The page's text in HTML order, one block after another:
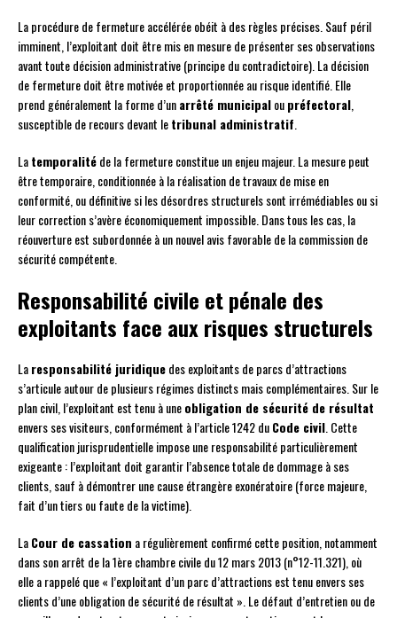
La procédure de fermeture accélérée obéit à des règles précises. Sauf péril
imminent, l’exploitant doit être mis en mesure de présenter ses observations
avant toute décision administrative (principe du contradictoire). La décision
de fermeture doit être motivée et proportionnée au risque identifié. Elle
prend généralement la forme d’unarrêté municipaloupréfectoral
susceptible de recours devant letribunal administratif
Latemporalitéde la fermeture constitue un enjeu majeur. La mesure peut
être temporaire, conditionnée à la réalisation de travaux de mise en
conformité, ou définitive si les désordres structurels sont irrémédiables ou si
leur correction s’avère économiquement impossible. Dans tous les cas, la
réouverture est subordonnée à un nouvel avis favorable de la commission de
sécurité compétente.
Responsabilité civile et pénale des
exploitants face aux risques structurels
Laresponsabilité juridiquedes exploitants de parcs d’attractions
s’articule autour de plusieurs régimes distincts mais complémentaires. Sur le
plan civil, l’exploitant est tenu à uneobligation de sécurité de résultat
envers ses visiteurs, conformément à l’article 1242 duCode civil . Cette
qualification jurisprudentielle impose une responsabilité particulièrement
exigeante : l’exploitant doit garantir l’absence totale de dommage à ses
clients, sauf à démontrer une cause étrangère exonératoire (force majeure,
fait d’un tiers ou faute de la victime).
LaCour de cassation a régulièrement confirmé cette position, notamment
dans son arrêt de la 1ère chambre civile du 12 mars 2013 (n°12-11.321), où
elle a rappelé que « l’exploitant d’un parc d’attractions est tenu envers ses
clients d’une obligation de sécurité de résultat ». Le défaut d’entretien ou de